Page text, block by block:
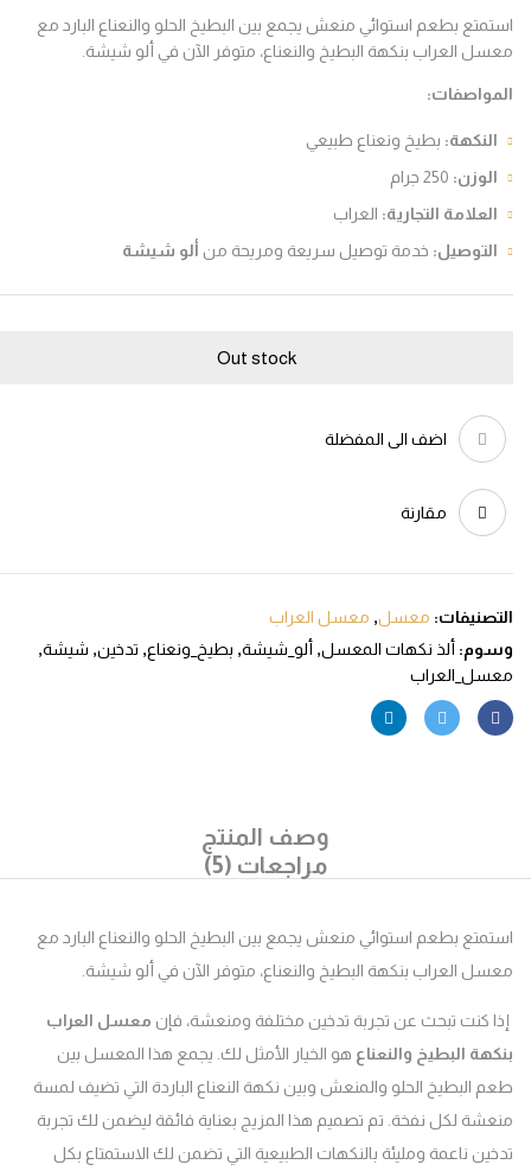
بطعم استوائي منعش يجمع بين البطيخ الحلو والنعناع البارد مع
العراب بنكهة البطيخ والنعناع، متوفر الآن في ألو شيشة.
:
:بطيخ ونعناع طبيعي
:250 جرام
التجارية:العراب
:خدمة توصيل سريعة ومريحة منألو شيشة
Out stock
اضف الى المفضلة
مقارنة
معسل,معسل العراب
ألذ نكهات المعسل,ألو_شيشة,بطيخ_ونعناع,تدخين ,شيشة,
وصف المنتج
مراجعات (5)
بطعم استوائي منعش يجمع بين البطيخ الحلو والنعناع البارد مع
العراب بنكهة البطيخ والنعناع، متوفر الآن في ألو شيشة.
كنت تبحث عن تجربة تدخين مختلفة ومنعشة، فإنمعسل العراب
البطيخ والنعناعهو الخيار الأمثل لك. يجمع هذا المعسل بين
البطيخ الحلو والمنعش وبين نكهة النعناع الباردة التي تضيف لمسة
لكل نفخة. تم تصميم هذا المزيج بعناية فائقة ليضمن لك تجربة
ناعمة ومليئة بالنكهات الطبيعية التي تضمن لك الاستمتاع بكل